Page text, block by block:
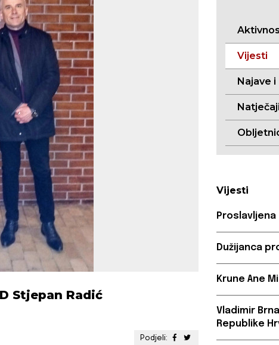
Stjepan Radić
Podjeli:
Vijesti
Najave
Vijesti
Proslavljena
Dužijanca
Krune Ane
Vladimir
Republike